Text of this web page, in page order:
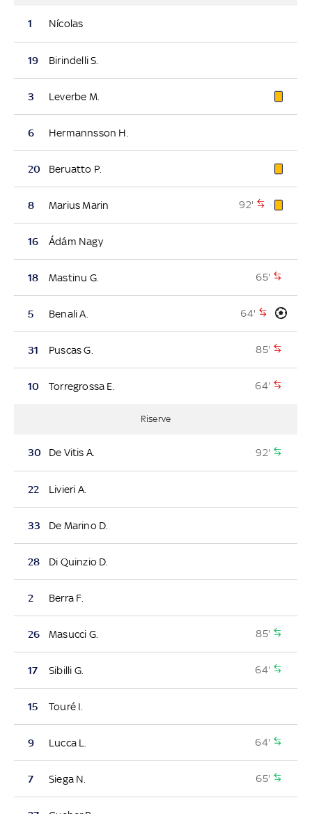
1 Nícolas
19 Birindelli S.
3 Leverbe M.
6 Hermannsson H.
20 Beruatto P.
8 Marius Marin 92'
16 Ádám Nagy
18 Mastinu G. 65'
5 Benali A. 64'
31 Puscas G. 85'
10 Torregrossa E. 64'
Riserve
30 De Vitis A. 92'
22 Livieri A.
33 De Marino D.
28 Di Quinzio D.
2 Berra F.
26 Masucci G. 85'
17 Sibilli G. 64'
15 Touré I.
9 Lucca L. 64'
7 Siega N. 65'